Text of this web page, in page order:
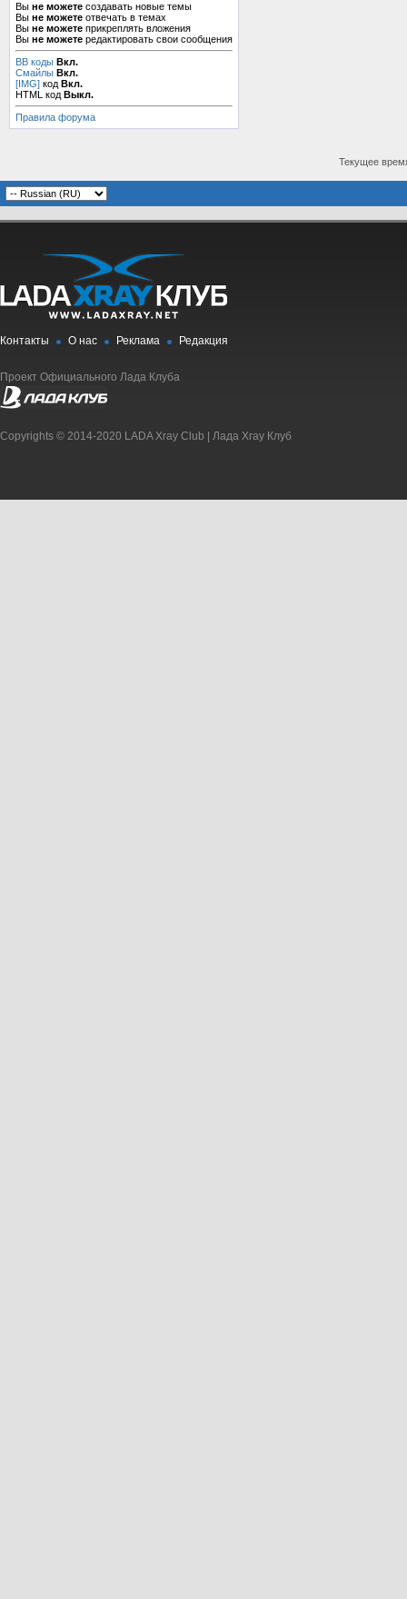
Вы не можете создавать новые темы
Вы не можете отвечать в темах
Вы не можете прикреплять вложения
Вы не можете редактировать свои сообщения
BB коды Вкл.
Смайлы Вкл.
[IMG] код Вкл.
HTML код Выкл.
Правила форума
Текущее
Контакты О нас Реклама Редакция
Проект Официального Лада Клуба
Copyrights © 2014-2020 LADA Xray Club | Лада Xray Клуб